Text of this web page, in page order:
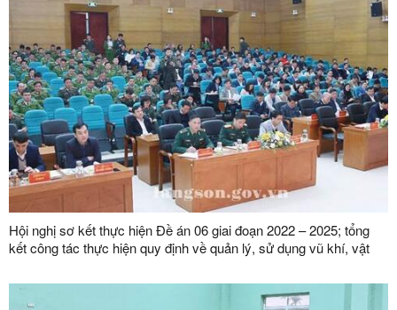
Hội nghị sơ kết thực hiện Đề án 06 giai đoạn 2022 – 2025; tổng
kết công tác thực hiện quy định về quản lý, sử dụng vũ khí, vật
ninh Tổ quốc năm 2025